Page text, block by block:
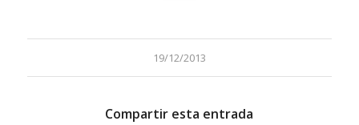
19/12/2013
Compartir esta entrada